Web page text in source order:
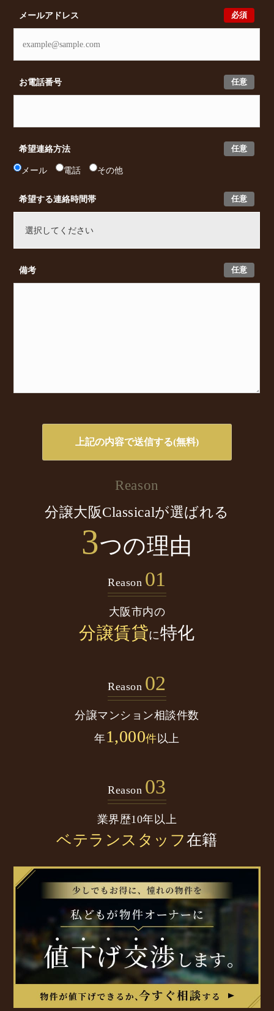
必須
メールアドレス
任意
お電話番号
任意
希望連絡方法
メール 電話 その他
任意
希望する連絡時間帯
任意
備考
Reason
分譲大阪Classicalが選ばれる
3つの理由
Reason 01
大阪市内の
分譲賃貸に特化
Reason 02
分譲マンション相談件数
年1,000件以上
Reason 03
業界歴10年以上
ベテランスタッフ在籍